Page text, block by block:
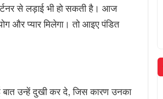
से लड़ाई भी हो सकती है। आज
और प्यार मिलेगा। तो आइए पंडित
उन्हें दुखी कर दे, जिस कारण उनका